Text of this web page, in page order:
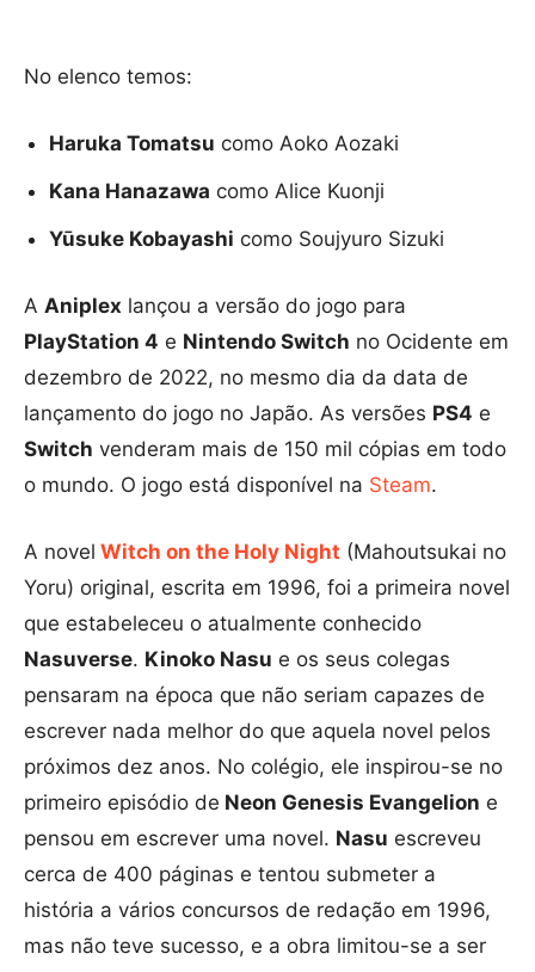
No elenco temos:
Haruka Tomatsu como Aoko Aozaki
Kana Hanazawa como Alice Kuonji
Yūsuke Kobayashi como Soujyuro Sizuki
A Aniplex lançou a versão do jogo para
PlayStation 4 e Nintendo Switch no Ocidente em
dezembro de 2022, no mesmo dia da data de
lançamento do jogo no Japão. As versões PS4 e
Switch venderam mais de 150 mil cópias em todo
o mundo. O jogo está disponível na Steam.
A novel Witch on the Holy Night (Mahoutsukai no
Yoru) original, escrita em 1996, foi a primeira novel
que estabeleceu o atualmente conhecido
Nasuverse. Kinoko Nasu e os seus colegas
pensaram na época que não seriam capazes de
escrever nada melhor do que aquela novel pelos
próximos dez anos. No colégio, ele inspirou-se no
primeiro episódio de Neon Genesis Evangelion e
pensou em escrever uma novel. Nasu escreveu
cerca de 400 páginas e tentou submeter a
história a vários concursos de redação em 1996,
mas não teve sucesso, e a obra limitou-se a ser